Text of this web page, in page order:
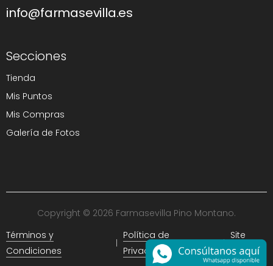
info@farmasevilla.es
Secciones
Tienda
Mis Puntos
Mis Compras
Galería de Fotos
Copyright © 2026 Farmasevilla Pino Montano.
Términos y
Condiciones
Política de
Privacidad
Site
Map